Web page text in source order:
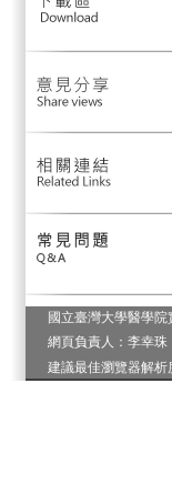
國立臺灣大學醫學
網頁負責人：李幸
建議最佳瀏覽器解析